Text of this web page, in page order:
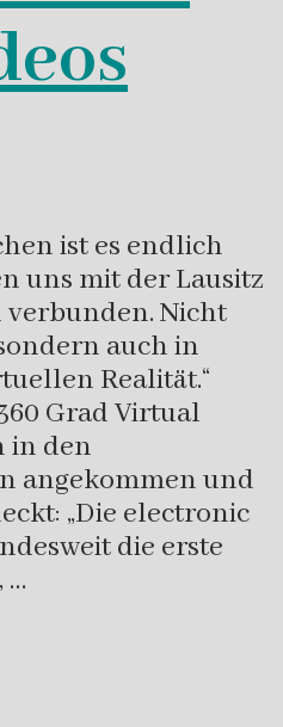
ist es endlich
uns mit der Lausitz
Nicht
auch in
Realität.“
Grad Virtual
in den
angekommen und
„Die electronic
die erste
…